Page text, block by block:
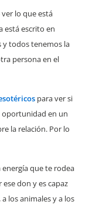
lo que está
está escrito en
y todos tenemos la
persona en el
para ver si
oportunidad en un
la relación. Por lo
que te rodea
don y es capaz
los animales y a los